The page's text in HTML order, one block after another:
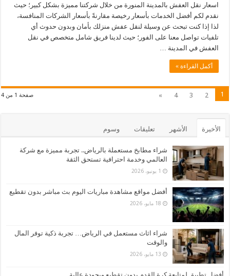
اسعار نقل العفش بالمدينة المنورة من خلال شركتنا مميزة بشكل كبير؛ حيث
نقدم لكم أفضل الخدمات بأسعار رخيصة مقارنةً بأسعار الشركات المنافسة،
لذا إذا كنت تبحث عن وسيلة لنقل عفش منزلك بأمان وبدون حدوث أي
تلفيات تواصل معنا على الفور؛ حيث لدينا فريق شامل متخصص في نقل
العفش في المدينة …
أكمل القراءة »
صفحة 1 من 4 1
2
3
4
»
الأخيرة الأشهر تعليقات وسوم
شراء مطابخ مستعملة بالرياض.. تجربة مميزة مع شركة
العالمي وخدمة احترافية تستحق الثقة
1 يونيو، 2026
أفضل مواقع مشاهدة مباريات اليوم بث مباشر بدون تقطيع
18 مايو، 2026
شراء اثاث مستعمل في الرياض… تجربة ذكية توفر المال
والوقت
13 مايو، 2026